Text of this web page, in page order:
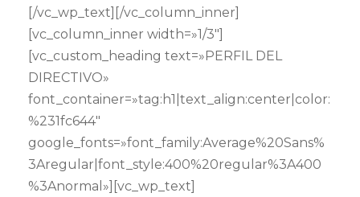
[/vc_wp_text][/vc_column_inner]
[vc_column_inner width=»1/3″]
[vc_custom_heading text=»PERFIL DEL
DIRECTIVO»
font_container=»tag:h1|text_align:center|color:
%231fc644″
google_fonts=»font_family:Average%20Sans%
3Aregular|font_style:400%20regular%3A400
%3Anormal»][vc_wp_text]